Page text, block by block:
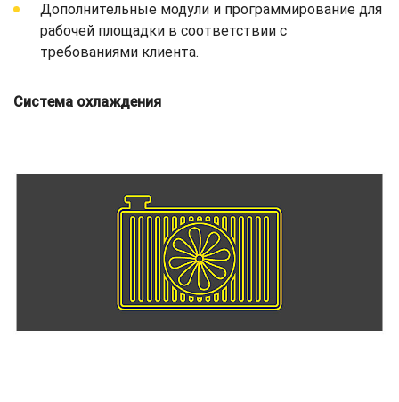
Дополнительные модули и программирование для
рабочей площадки в соответствии с
требованиями клиента.
Система охлаждения